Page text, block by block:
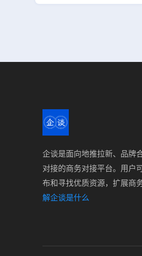
企谈是面向地推拉新、品牌
对接的商务对接平台。用户
布和寻找优质资源，扩展商
解企谈是什么